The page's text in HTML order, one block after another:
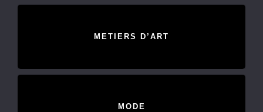
METIERS D’ART
MODE